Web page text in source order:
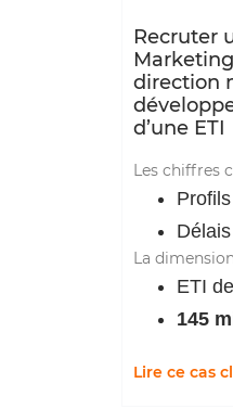
Recruter
direction
d’une ETI
Les chiffres
La
ETI de
145
Lire ce cas